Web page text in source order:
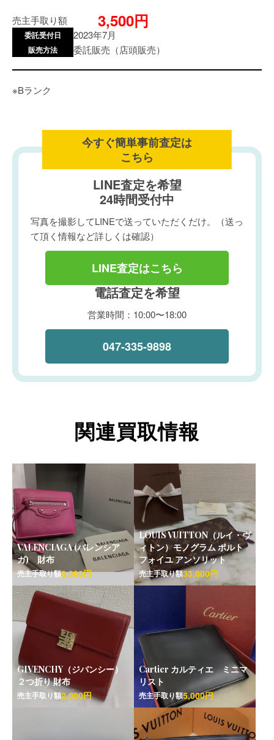
売主手取り額 3,500円
委託受付日 2023年7月
販売方法 委託販売（店頭販売）
※Bランク
今すぐ簡単事前査定は
こちら
LINE査定を希望
24時間受付中
写真を撮影してLINEで送っていただくだけ。（送っ
て頂く情報など詳しくは確認）
LINE査定はこちら
電話査定を希望
営業時間：10:00〜18:00
047-335-9898
関連買取情報
VALENCIAGA (バレンシア
ガ) 財布
売主手取り額8,300円
LOUIS VUITTON（ルイ・ヴ
ィトン）モノグラム ポルト
フォイユ アンソリット
売主手取り額33,000円
GIVENCHY（ジバンシー）
２つ折り 財布
売主手取り額2,000円
Cartier カルティエ ミニマ
リスト
売主手取り額5,000円